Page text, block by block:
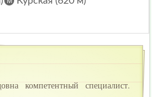
компетентный специалист.